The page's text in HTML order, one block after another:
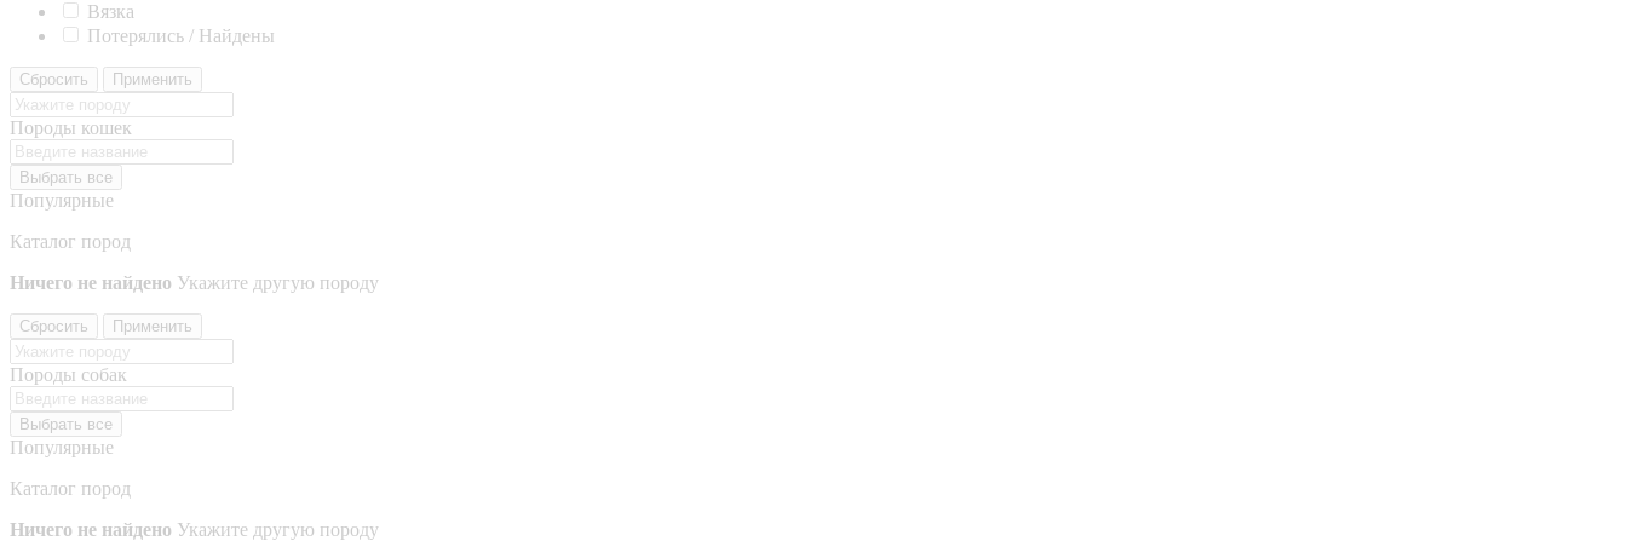
Вязка
Потерялись / Найдены
Сбросить Применить
Породы кошек
Выбрать все
Популярные
Каталог пород
Ничего не найдено Укажите другую породу
Сбросить Применить
Породы собак
Выбрать все
Популярные
Каталог пород
Ничего не найдено Укажите другую породу